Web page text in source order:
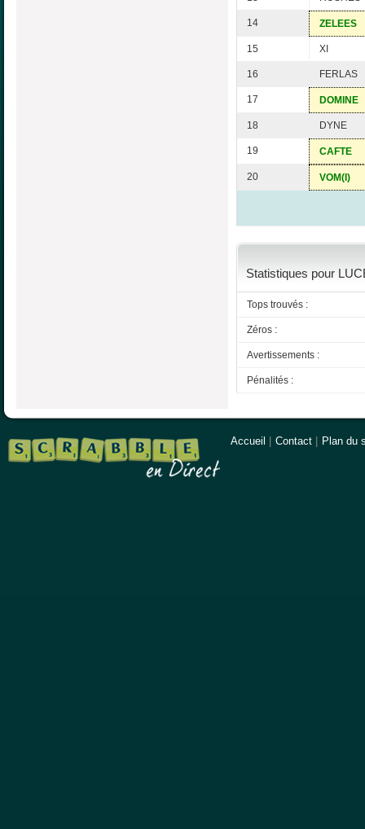
14 ZELEES
15 XI
16 FERLAS
17 DOMINE
18 DYNE
19 CAFTE
20 VOM(I)
Statistiques pour
Tops trouvés :
Zéros :
Avertissements :
Pénalités :
Accueil Contact Plan du